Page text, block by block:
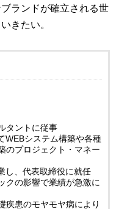
ランドが確立される世
きたい。
タントに従事
WEBシステム構築や各種
のプロジェクト・マネー
し、代表取締役に就任
クの影響で業績が急激に
疾患のモヤモヤ病により